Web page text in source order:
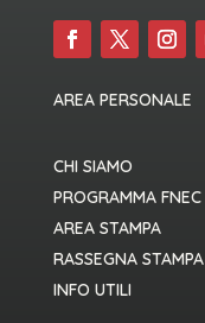
AREA PERSONALE
CHI SIAMO
PROGRAMMA FNEC
AREA STAMPA
RASSEGNA STAMPA
INFO UTILI